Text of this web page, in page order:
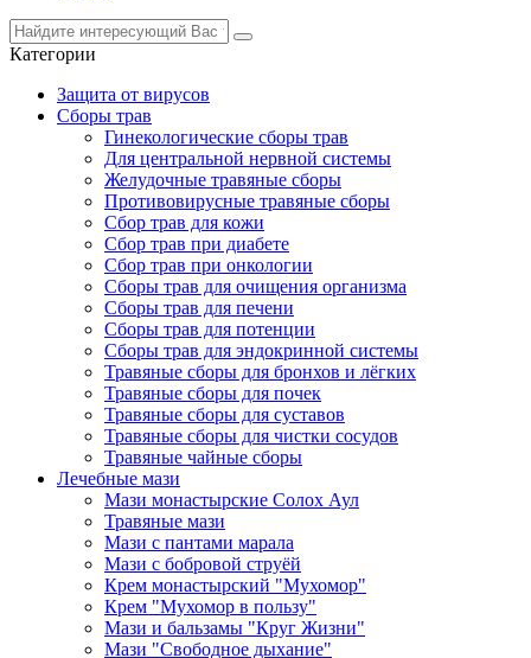
Категории
Защита от вирусов
Сборы трав
Гинекологические сборы трав
Для центральной нервной системы
Желудочные травяные сборы
Противовирусные травяные сборы
Сбор трав для кожи
Сбор трав при диабете
Сбор трав при онкологии
Сборы трав для очищения организма
Сборы трав для печени
Сборы трав для потенции
Сборы трав для эндокринной системы
Травяные сборы для бронхов и лёгких
Травяные сборы для почек
Травяные сборы для суставов
Травяные сборы для чистки сосудов
Травяные чайные сборы
Лечебные мази
Мази монастырские Солох Аул
Травяные мази
Мази с пантами марала
Мази с бобровой струёй
Крем монастырский "Мухомор"
Крем "Мухомор в пользу"
Мази и бальзамы "Круг Жизни"
Мази "Свободное дыхание"